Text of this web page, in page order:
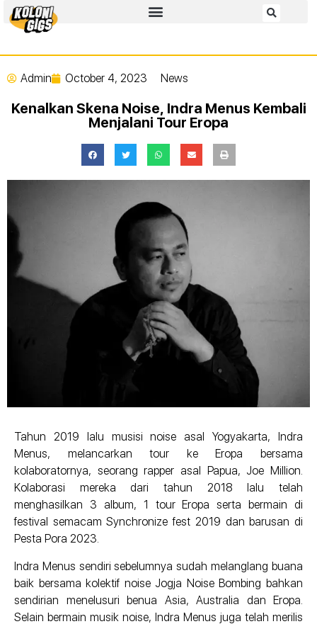
Admin October 4, 2023 News
Kenalkan Skena Noise, Indra Menus Kembali
Menjalani Tour Eropa
Tahun 2019 lalu musisi noise asal Yogyakarta, Indra
Menus, melancarkan tour ke Eropa bersama
kolaboratornya, seorang rapper asal Papua, Joe Million.
Kolaborasi mereka dari tahun 2018 lalu telah
menghasilkan 3 album, 1 tour Eropa serta bermain di
festival semacam Synchronize fest 2019 dan barusan di
Pesta Pora 2023.
Indra Menus sendiri sebelumnya sudah melanglang buana
baik bersama kolektif noise Jogja Noise Bombing bahkan
sendirian menelusuri benua Asia, Australia dan Eropa.
Selain bermain musik noise, Indra Menus juga telah merilis